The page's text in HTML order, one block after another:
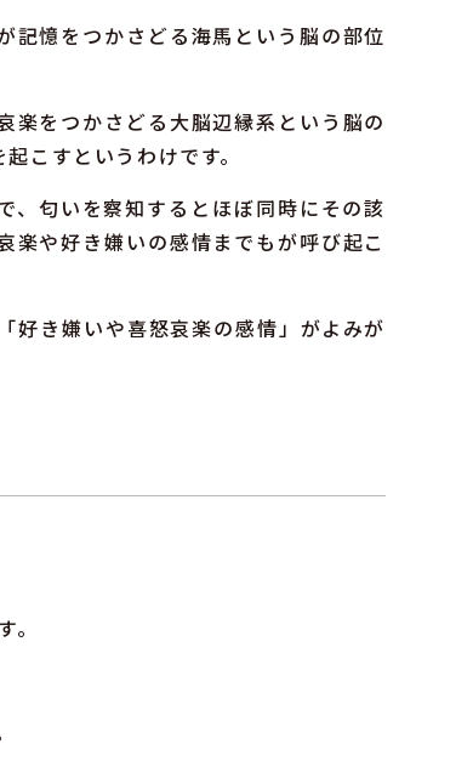
記憶をつかさどる海馬という脳の部位
楽をつかさどる大脳辺縁系という脳の
こすというわけです。
、匂いを察知するとほぼ同時にその該
楽や好き嫌いの感情までもが呼び起こ
好き嫌いや喜怒哀楽の感情」がよみが